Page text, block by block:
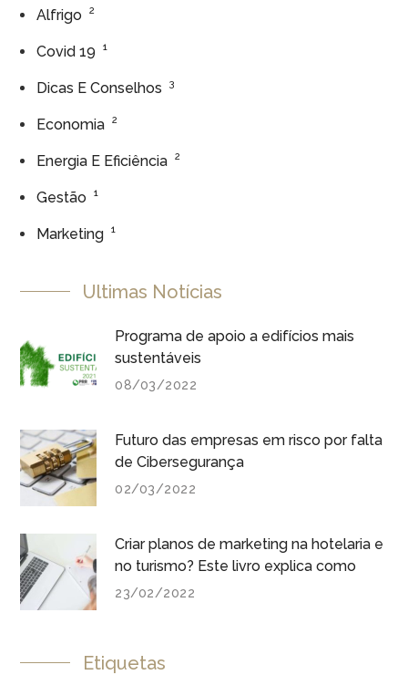
Alfrigo 2
Covid 19 1
Dicas E Conselhos 3
Economia 2
Energia E Eficiência 2
Gestão 1
Marketing 1
Ultimas Notícias
Programa de apoio a edifícios mais
sustentáveis
08/03/2022
Futuro das empresas em risco por falta
de Cibersegurança
02/03/2022
Criar planos de marketing na hotelaria e
no turismo? Este livro explica como
23/02/2022
Etiquetas